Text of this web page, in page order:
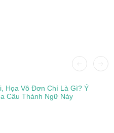
Họa Vô Đơn Chí Là Gì? Ý
Câu Thành Ngữ Này